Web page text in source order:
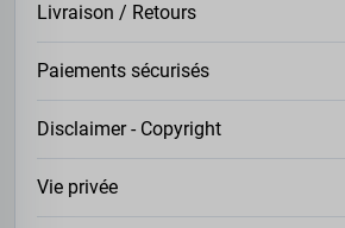
Livraison / Retours
Paiements sécurisés
Disclaimer - Copyright
Vie privée